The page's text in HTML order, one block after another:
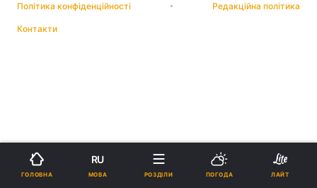
Політика конфіденційності Редакційна політика
Контакти
ГОЛОВНА
RU
МОВА РОЗДІЛИ ПОГОДА ЛАЙТ